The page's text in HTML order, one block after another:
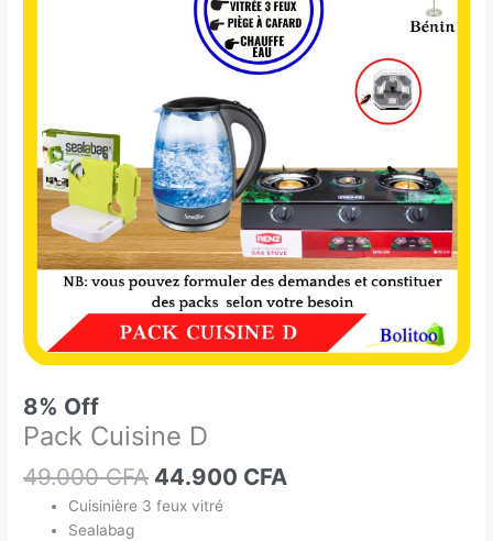
8% Off
Pack Cuisine D
49.000CFA
49.000 CFA.
44.900 CFA
44.900 CFA.
Cuisinière 3 feux vitré
Sealabag